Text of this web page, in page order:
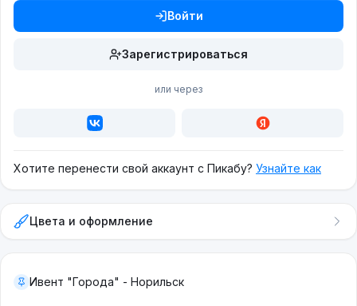
Войти
Зарегистрироваться
или через
Хотите перенести свой аккаунт с Пикабу? Узнайте как
Цвета и оформление
Ивент "Города" - Норильск